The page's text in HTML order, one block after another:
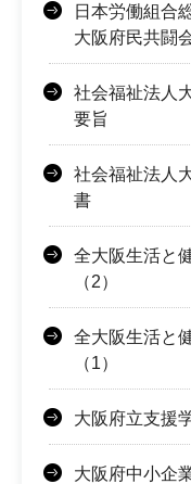
日本労働組合
大阪府民共闘
社会福祉法人
要旨
社会福祉法人
書
全大阪生活と
（2）
全大阪生活と
（1）
大阪府立支援
大阪府中小企